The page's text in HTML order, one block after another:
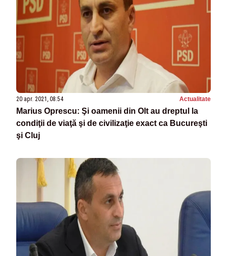
20 apr. 2021, 08:54 Actualitate
Marius Oprescu: Şi oamenii din Olt au dreptul la
condiţii de viaţă şi de civilizaţie exact ca Bucureşti
şi Cluj